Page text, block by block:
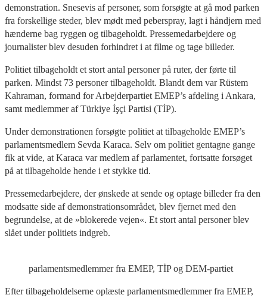
demonstration. Snesevis af personer, som forsøgte at gå mod parken
fra forskellige steder, blev mødt med peberspray, lagt i håndjern med
hænderne bag ryggen og tilbageholdt. Pressemedarbejdere og
journalister blev desuden forhindret i at filme og tage billeder.
Politiet tilbageholdt et stort antal personer på ruter, der førte til
parken. Mindst 73 personer tilbageholdt. Blandt dem var Rüstem
Kahraman, formand for Arbejderpartiet EMEP’s afdeling i Ankara,
samt medlemmer af Türkiye İşçi Partisi (TİP).
Under demonstrationen forsøgte politiet at tilbageholde EMEP’s
parlamentsmedlem Sevda Karaca. Selv om politiet gentagne gange
fik at vide, at Karaca var medlem af parlamentet, fortsatte forsøget
på at tilbageholde hende i et stykke tid.
Pressemedarbejdere, der ønskede at sende og optage billeder fra den
modsatte side af demonstrationsområdet, blev fjernet med den
begrundelse, at de »blokerede vejen«. Et stort antal personer blev
slået under politiets indgreb.
parlamentsmedlemmer fra EMEP, TİP og DEM-partiet
Efter tilbageholdelserne oplæste parlamentsmedlemmer fra EMEP,